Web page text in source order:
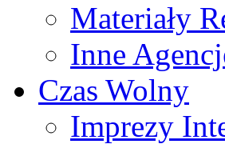
Materiały
Inne
Czas Wolny
Imprezy